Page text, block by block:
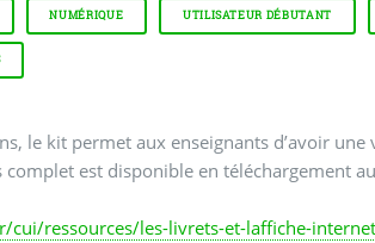
NUMÉRIQUE UTILISATEUR DÉBUTANT
le kit permet aux enseignants d’avoir
est disponible en téléchargement
cui/ressources/les-livrets-et-laffiche-